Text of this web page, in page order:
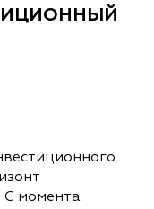
С момента